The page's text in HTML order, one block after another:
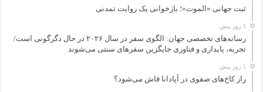
ثبت جهانی «الموت»؛ بازخوانی یک روایت تمدنی
1 روز پیش
رسانه‌های تخصصی جهان: الگوی سفر در سال ۲۰۲۶ در حال دگرگونی است/
تجربه، پایداری و فناوری جایگزین سفرهای سنتی می‌شوند
1 روز پیش
راز کاخ‌های صفوی در آپادانا فاش می‌شود؟